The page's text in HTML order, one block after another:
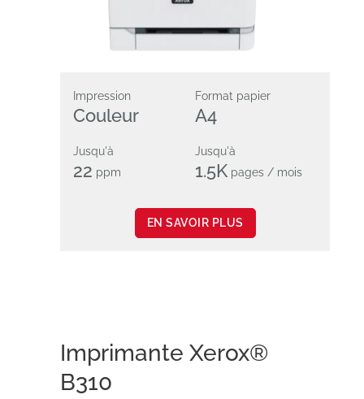
Impression
Couleur
Format papier
A4
Jusqu'à
22 ppm
Jusqu'à
1.5K pages / mois
EN SAVOIR PLUS
Imprimante Xerox®
B310